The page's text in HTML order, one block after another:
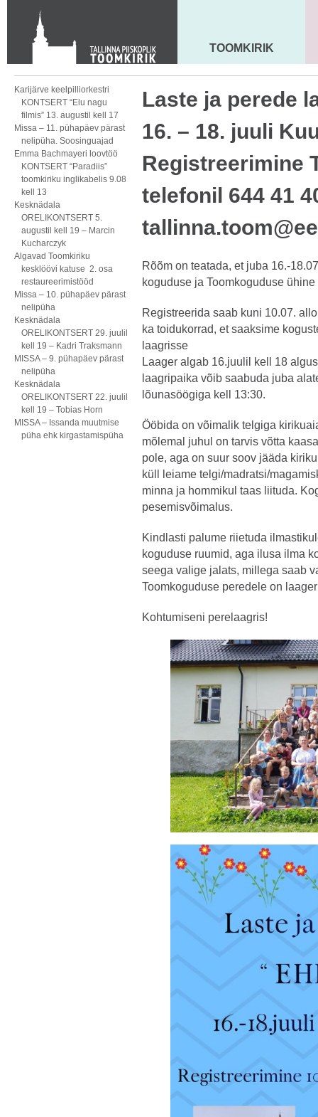
KONTAKT
Toom-Kooli 6, 10130 TALLINN
tallinna.toom@eelk.ee
MAARJA KIRIK
TOOMKIRIK
Karijärve keelpilliorkestri
KONTSERT “Elu nagu
filmis” 13. augustil kell 17
Missa – 11. pühapäev pärast
nelipüha. Soosinguajad
Emma Bachmayeri loovtöö
KONTSERT “Paradiis”
toomkiriku inglikabelis 9.08
kell 13
Kesknädala
ORELIKONTSERT 5.
augustil kell 19 – Marcin
Kucharczyk
Algavad Toomkiriku
kesklöövi katuse 2. osa
restaureerimistööd
Missa – 10. pühapäev pärast
nelipüha
Kesknädala
ORELIKONTSERT 29. juulil
kell 19 – Kadri Traksmann
MISSA – 9. pühapäev pärast
nelipüha
Kesknädala
ORELIKONTSERT 22. juulil
kell 19 – Tobias Horn
MISSA – Issanda muutmise
püha ehk kirgastamispüha
Laste ja perede
16. – 18. juuli
Registreerimine
telefonil 644 41
Rõõm on teatada, et juba 16.-
koguduse ja Toomkoguduse ühine
Registreerida saab kuni 10.07.
ka toidukorrad, et saaksime
laagrisse
Laager algab 16.juulil kell 18
laagripaika võib saabuda juba
lõunasöögiga kell 13:30.
Ööbida on võimalik telgiga
mõlemal juhul on tarvis võtta
pole, aga on suur soov jääda
küll leiame telgi/madratsi/
minna ja hommikul taas liituda.
pesemisvõimalus.
Kindlasti palume riietuda
koguduse ruumid, aga ilusa ilma
seega valige jalats, millega saab
Toomkoguduse peredele on
Kohtumiseni perelaagris!